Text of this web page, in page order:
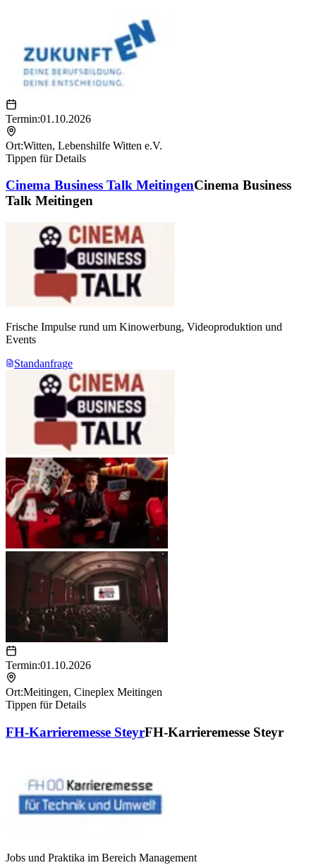
Termin:01.10.2026
Ort:Witten, Lebenshilfe Witten e.V.
Tippen für Details
Cinema Business Talk MeitingenCinema Business
Talk Meitingen
Frische Impulse rund um Kinowerbung, Videoproduktion und
Events
Standanfrage
Termin:01.10.2026
Ort:Meitingen, Cineplex Meitingen
Tippen für Details
FH-Karrieremesse SteyrFH-Karrieremesse Steyr
Jobs und Praktika im Bereich Management